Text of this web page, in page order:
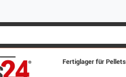
Fertiglager für Pellets